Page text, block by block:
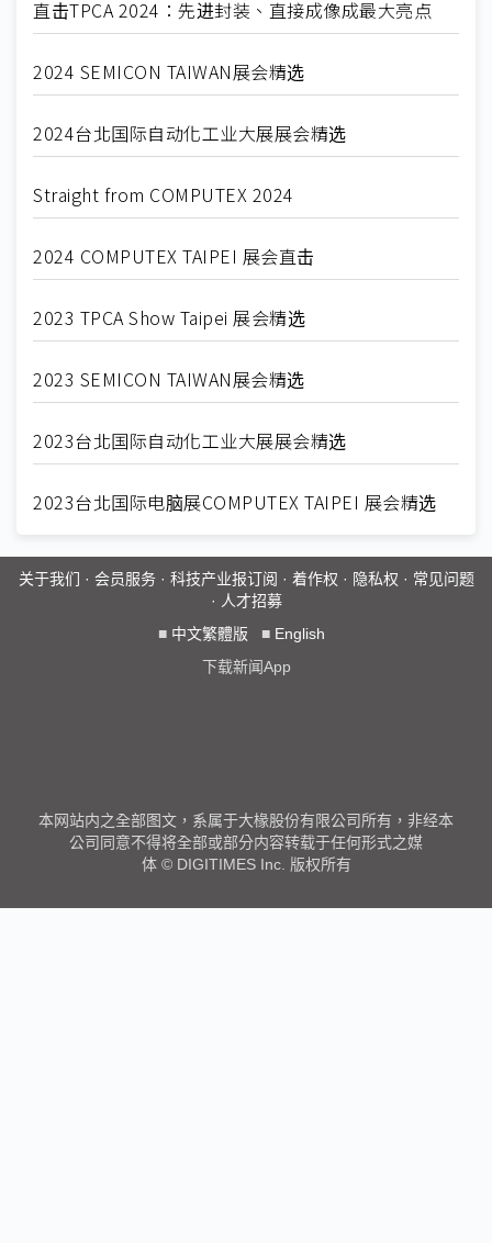
直击TPCA 2024：先进封装、直接成像成最大亮点
2024 SEMICON TAIWAN展会精选
2024台北国际自动化工业大展展会精选
Straight from COMPUTEX 2024
2024 COMPUTEX TAIPEI 展会直击
2023 TPCA Show Taipei 展会精选
2023 SEMICON TAIWAN展会精选
2023台北国际自动化工业大展展会精选
2023台北国际电脑展COMPUTEX TAIPEI 展会精选
关于我们 · 会员服务· 科技产业报订阅 · 着作权 · 隐私权 · 常见问题
· 人才招募
■ 中文繁體版 ■ English
下载新闻App
本网站内之全部图文，系属于大椽股份有限公司所有，非经本
公司同意不得将全部或部分内容转载于任何形式之媒
体 © DIGITIMES Inc. 版权所有